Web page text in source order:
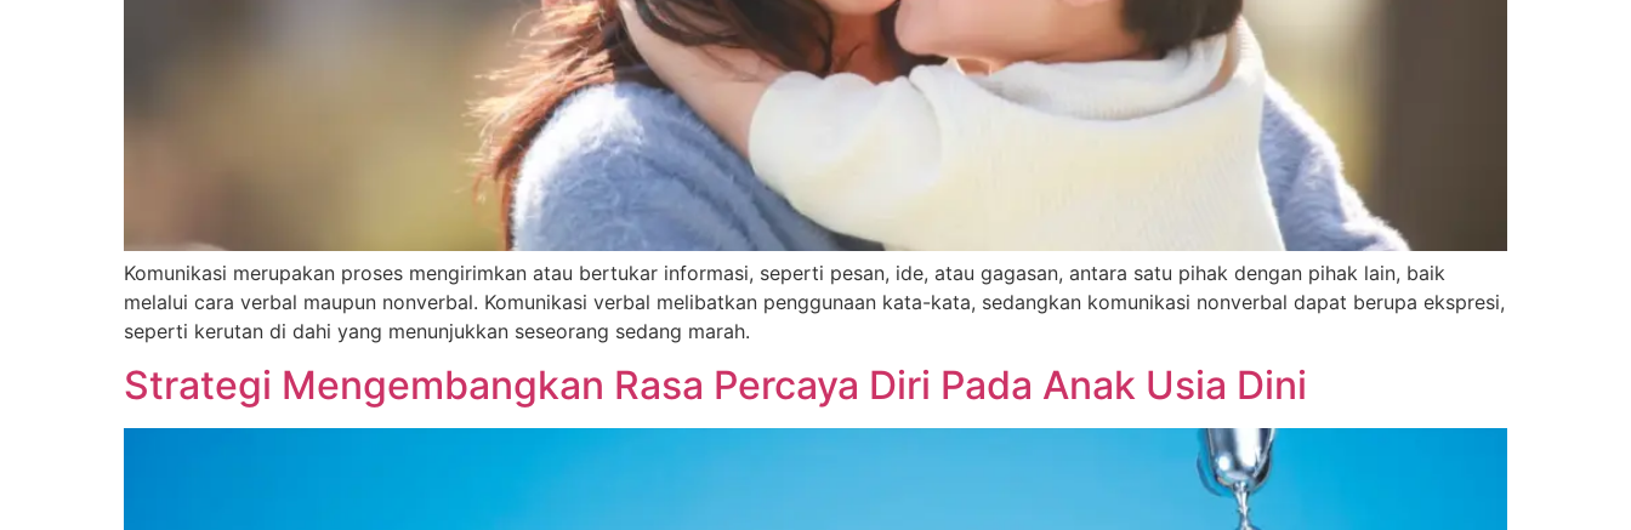
Komunikasi merupakan proses mengirimkan atau bertukar informasi, seperti pesan, ide, atau gagasan, antara satu pihak dengan pihak lain, baik
melalui cara verbal maupun nonverbal. Komunikasi verbal melibatkan penggunaan kata-kata, sedangkan komunikasi nonverbal dapat berupa ekspresi,
seperti kerutan di dahi yang menunjukkan seseorang sedang marah.
Strategi Mengembangkan Rasa Percaya Diri Pada Anak Usia Dini